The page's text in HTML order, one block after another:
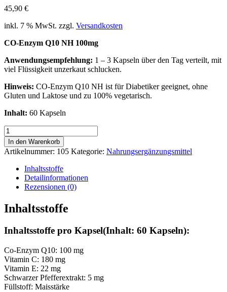
45,90 €
inkl. 7 % MwSt. zzgl. Versandkosten
CO-Enzym Q10 NH 100mg
Anwendungsempfehlung: 1 – 3 Kapseln über den Tag verteilt, mit
viel Flüssigkeit unzerkaut schlucken.
Hinweis: CO-Enzym Q10 NH ist für Diabetiker geeignet, ohne
Gluten und Laktose und zu 100% vegetarisch.
Inhalt: 60 Kapseln
Co-
Enzym
Q10
NH
Menge
In den Warenkorb
Artikelnummer: 105 Kategorie: Nahrungsergänzungsmittel
Inhaltsstoffe
Detailinformationen
Rezensionen (0)
Inhaltsstoffe
Inhaltsstoffe pro Kapsel(Inhalt: 60 Kapseln):
Co-Enzym Q10: 100 mg
Vitamin C: 180 mg
Vitamin E: 22 mg
Schwarzer Pfefferextrakt: 5 mg
Füllstoff: Maisstärke